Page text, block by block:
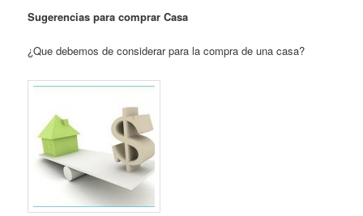
Sugerencias para comprar Casa
¿Que debemos de considerar para la compra de una casa?